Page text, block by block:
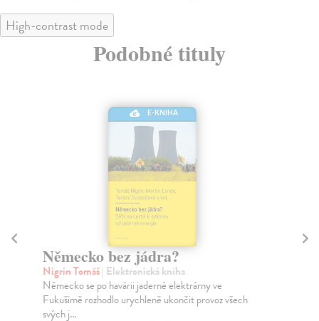
High-contrast mode
Podobné tituly
E-KNIHA
Německo bez jádra?
Nigrin Tomáš| Elektronická kniha
Německo se po havárii jaderné elektrárny ve
Fukušimě rozhodlo urychleně ukončit provoz všech
svých j...